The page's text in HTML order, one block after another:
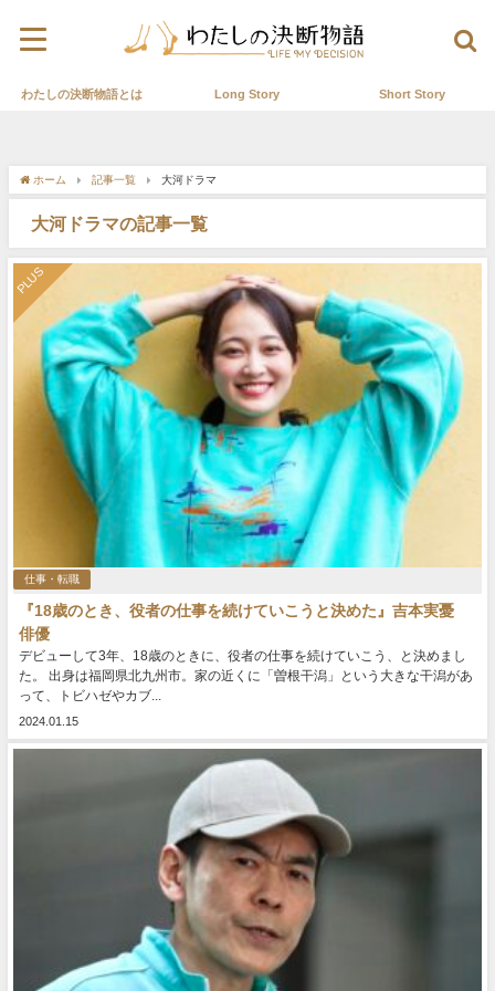
わたしの決断物語とは Long Story Short Story
ホーム 記事一覧 大河ドラマ
大河ドラマの記事一覧
PLUS
仕事・転職
『18歳のとき、役者の仕事を続けていこうと決めた』吉本実憂
俳優
デビューして3年、18歳のときに、役者の仕事を続けていこう、と決めまし
た。 出身は福岡県北九州市。家の近くに「曽根干潟」という大きな干潟があ
って、トビハゼやカブ...
2024.01.15